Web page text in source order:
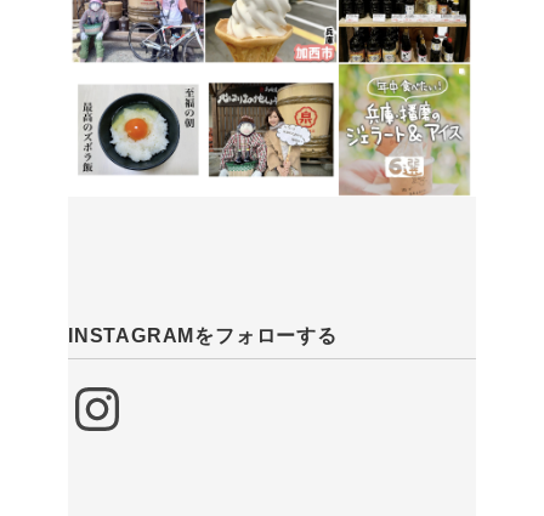
INSTAGRAMをフォローする
Instagram